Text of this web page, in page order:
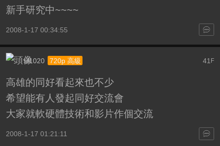
新手研究中~~~~
2008-1-17 00:34:55
41 F
sf1020 720p 高級
高雄的同好看起來也不少
希望能有人發起同好交流會
大家就軟硬體技術和影片作個交流
2008-1-17 01:21:11